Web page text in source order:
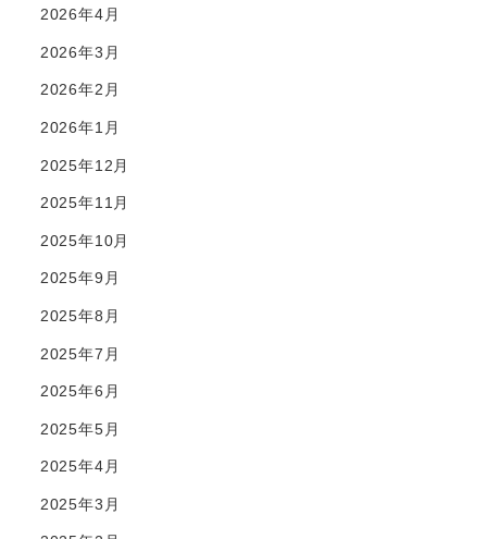
2026年4月
2026年3月
2026年2月
2026年1月
2025年12月
2025年11月
2025年10月
2025年9月
2025年8月
2025年7月
2025年6月
2025年5月
2025年4月
2025年3月